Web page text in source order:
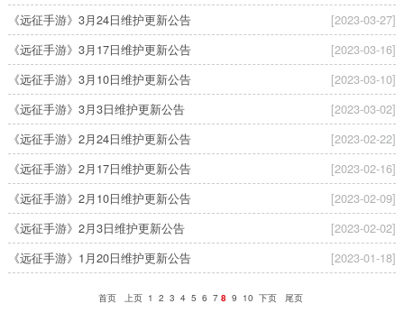
[2023-03-27]
《远征手游》3月24日维护更新公告
[2023-03-16]
《远征手游》3月17日维护更新公告
[2023-03-10]
《远征手游》3月10日维护更新公告
[2023-03-02]
《远征手游》3月3日维护更新公告
[2023-02-22]
《远征手游》2月24日维护更新公告
[2023-02-16]
《远征手游》2月17日维护更新公告
[2023-02-09]
《远征手游》2月10日维护更新公告
[2023-02-02]
《远征手游》2月3日维护更新公告
[2023-01-18]
《远征手游》1月20日维护更新公告
首页 上页 1 2 3 4 5 6 7 8 9 10 下页 尾页